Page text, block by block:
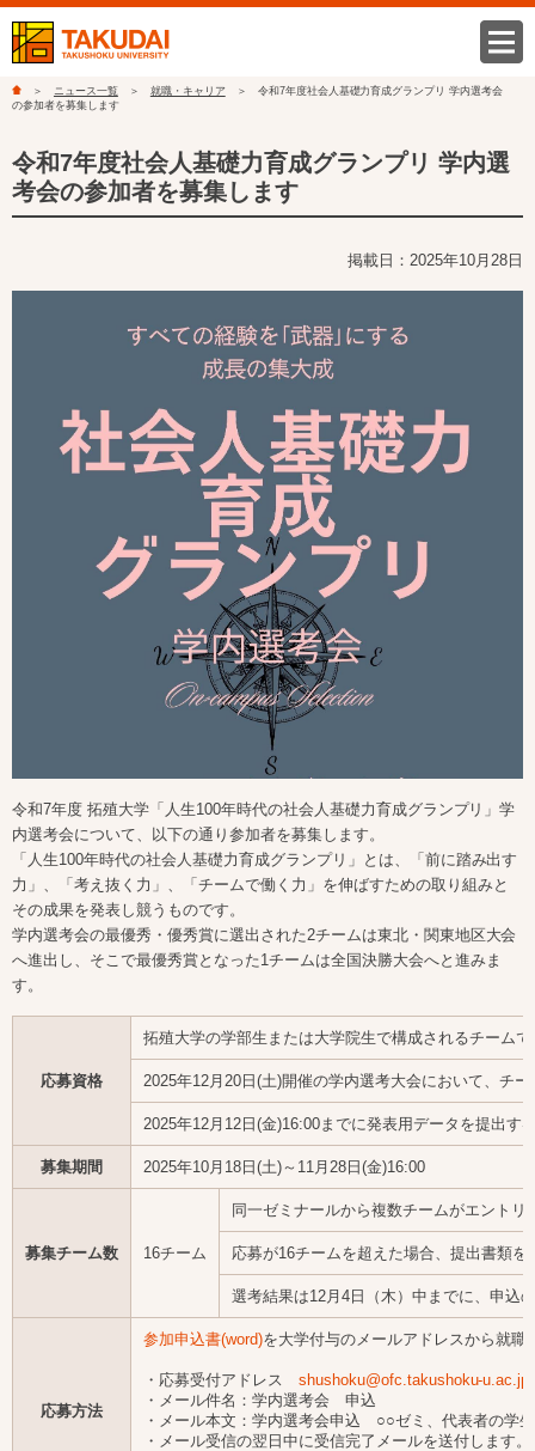
ニュース一覧 就職・キャリア
令和7年度社会人基礎力育成グランプリ 学内選考会
の参加者を募集します
令和7年度社会人基礎力育成グランプリ 学内選
考会の参加者を募集します
掲載日：2025年10月28日
令和7年度 拓殖大学「人生100年時代の社会人基礎力育成グランプリ」学
内選考会について、以下の通り参加者を募集します。
「人生100年時代の社会人基礎力育成グランプリ」とは、「前に踏み出す
力」、「考え抜く力」、「チームで働く力」を伸ばすための取り組みと
その成果を発表し競うものです。
学内選考会の最優秀・優秀賞に選出された2チームは東北・関東地区大会
へ進出し、そこで最優秀賞となった1チームは全国決勝大会へと進みま
す。
応募資格
拓殖大学の学部生または大学院生で構成されるチーム
2025年12月20日(土)開催の学内選考大会において、チ
2025年12月12日(金)16:00までに発表用データを提出す
募集期間 2025年10月18日(土)～11月28日(金)16:00
募集チーム数 16チーム
同一ゼミナールから複数チームがエントリ
応募が16チームを超えた場合、提出書類
選考結果は12月4日（木）中までに、申込
応募方法
参加申込書(word)を大学付与のメールアドレスから就
・応募受付アドレス shushoku@ofc.takushoku-u.ac.jp
・メール件名：学内選考会 申込
・メール本文：学内選考会申込 ○○ゼミ、代表者の学
・メール受信の翌日中に受信完了メールを送付します。